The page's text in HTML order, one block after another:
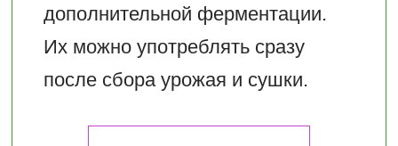
дополнительной ферментации.
Их можно употреблять сразу
после сбора урожая и сушки.